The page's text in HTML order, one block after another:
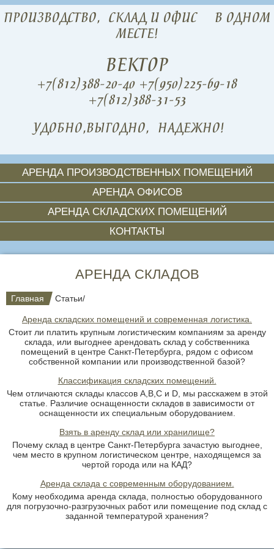
ПРОИЗВОДСТВО, СКЛАД И ОФИС В ОДНОМ
МЕСТЕ!
ВЕКТОР
+7(812)388-20-40 +7(950)225-69-18
+7(812)388-31-53
УДОБНО,ВЫГОДНО, НАДЕЖНО!
АРЕНДА ПРОИЗВОДСТВЕННЫХ ПОМЕЩЕНИЙ
АРЕНДА ОФИСОВ
АРЕНДА СКЛАДСКИХ ПОМЕЩЕНИЙ
КОНТАКТЫ
АРЕНДА СКЛАДОВ
Главная Статьи/
Аренда складских помещений и современная логистика.
Стоит ли платить крупным логистическим компаниям за аренду
склада, или выгоднее арендовать склад у собственника
помещений в центре Санкт-Петербурга, рядом с офисом
собственной компании или производственной базой?
Классификация складских помещений.
Чем отличаются склады классов А,В,С и D, мы расскажем в этой
статье. Различие оснащенности складов в зависимости от
оснащенности их специальным оборудованием.
Взять в аренду склад или хранилище?
Почему склад в центре Санкт-Петербурга зачастую выгоднее,
чем место в крупном логистическом центре, находящемся за
чертой города или на КАД?
Аренда склада с современным оборудованием.
Кому необходима аренда склада, полностью оборудованного
для погрузочно-разгрузочных работ или помещение под склад с
заданной температурой хранения?